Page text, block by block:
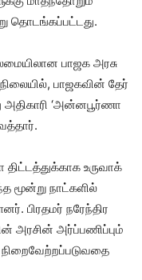
தொடங்கப்​பட்​டது.
பாஜக அரசு
பாஜக​வின் தேர்​
அதிகாரி ‘அன்​னபூர்ணா
உருவாக்​
மூன்று நாட்களில்
பிரதமர் நரேந்​திர
அரசின் அர்ப்​பணிப்​பும்
நிறைவேற்​றப்​படு​வதை